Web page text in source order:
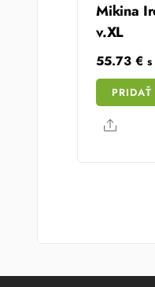
Mikina
v.XL
55.73 € s
Share